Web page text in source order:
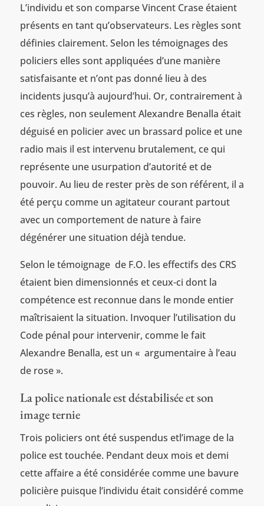
L’individu et son comparse Vincent Crase étaient
présents en tant qu’observateurs. Les règles sont
définies clairement. Selon les témoignages des
policiers elles sont appliquées d’une manière
satisfaisante et n’ont pas donné lieu à des
incidents jusqu’à aujourd’hui. Or, contrairement à
ces règles, non seulement Alexandre Benalla était
déguisé en policier avec un brassard police et une
radio mais il est intervenu brutalement, ce qui
représente une usurpation d’autorité et de
pouvoir. Au lieu de rester près de son référent, il a
été perçu comme un agitateur courant partout
avec un comportement de nature à faire
dégénérer une situation déjà tendue.
Selon le témoignage de F.O. les effectifs des CRS
étaient bien dimensionnés et ceux-ci dont la
compétence est reconnue dans le monde entier
maîtrisaient la situation. Invoquer l’utilisation du
Code pénal pour intervenir, comme le fait
Alexandre Benalla, est un « argumentaire à l’eau
de rose ».
La police nationale est déstabilisée et son
image ternie
Trois policiers ont été suspendus etl’image de la
police est touchée. Pendant deux mois et demi
cette affaire a été considérée comme une bavure
policière puisque l’individu était considéré comme